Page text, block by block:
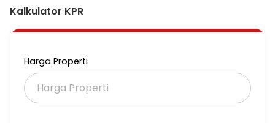
area ini dengan jalan utama lainnya seperti Jalan Oscar Raya
dan Jalan H. Taip. Ini memberikan akses langsung ke Jalan Aria
Putra yang merupakan salah satu jalan utama di Tangerang
rang_Selatan).
2. **Transportasi Publik**: Terdapat beberapa rute angkutan
umum yang melewati Bambu Apus, memudahkan akses bagi
Kalkulator KPR
Harga Properti